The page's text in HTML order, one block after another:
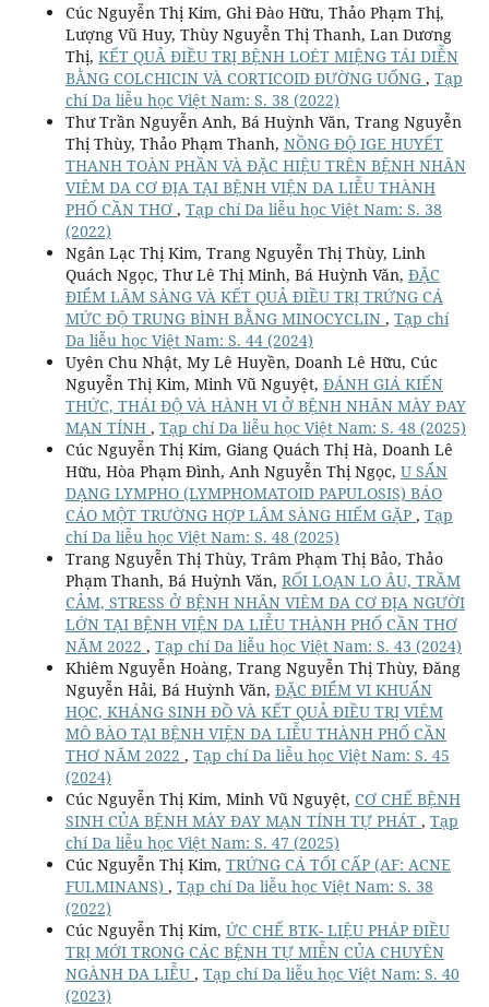
Cúc Nguyễn Thị Kim, Ghi Đào Hữu, Thảo Phạm Thị,
Lượng Vũ Huy, Thùy Nguyễn Thị Thanh, Lan Dương
Thị, KẾT QUẢ ĐIỀU TRỊ BỆNH LOÉT MIỆNG TÁI DIỄN
BẰNG COLCHICIN VÀ CORTICOID ĐƯỜNG UỐNG , Tạp
chí Da liễu học Việt Nam: S. 38 (2022)
Thư Trần Nguyễn Anh, Bá Huỳnh Văn, Trang Nguyễn
Thị Thùy, Thảo Phạm Thanh, NỒNG ĐỘ IGE HUYẾT
THANH TOÀN PHẦN VÀ ĐẶC HIỆU TRÊN BỆNH NHÂN
VIÊM DA CƠ ĐỊA TẠI BỆNH VIỆN DA LIỄU THÀNH
PHỐ CẦN THƠ , Tạp chí Da liễu học Việt Nam: S. 38
(2022)
Ngân Lạc Thị Kim, Trang Nguyễn Thị Thùy, Linh
Quách Ngọc, Thư Lê Thị Minh, Bá Huỳnh Văn, ĐẶC
ĐIỂM LÂM SÀNG VÀ KẾT QUẢ ĐIỀU TRỊ TRỨNG CÁ
MỨC ĐỘ TRUNG BÌNH BẰNG MINOCYCLIN , Tạp chí
Da liễu học Việt Nam: S. 44 (2024)
Uyên Chu Nhật, My Lê Huyền, Doanh Lê Hữu, Cúc
Nguyễn Thị Kim, Minh Vũ Nguyệt, ĐÁNH GIÁ KIẾN
THỨC, THÁI ĐỘ VÀ HÀNH VI Ở BỆNH NHÂN MÀY ĐAY
MẠN TÍNH , Tạp chí Da liễu học Việt Nam: S. 48 (2025)
Cúc Nguyễn Thị Kim, Giang Quách Thị Hà, Doanh Lê
Hữu, Hòa Phạm Đình, Anh Nguyễn Thị Ngọc, U SẨN
DẠNG LYMPHO (LYMPHOMATOID PAPULOSIS) BÁO
CÁO MỘT TRƯỜNG HỢP LÂM SÀNG HIẾM GẶP , Tạp
chí Da liễu học Việt Nam: S. 48 (2025)
Trang Nguyễn Thị Thùy, Trâm Phạm Thị Bảo, Thảo
Phạm Thanh, Bá Huỳnh Văn, RỐI LOẠN LO ÂU, TRẦM
CẢM, STRESS Ở BỆNH NHÂN VIÊM DA CƠ ĐỊA NGƯỜI
LỚN TẠI BỆNH VIỆN DA LIỄU THÀNH PHỐ CẦN THƠ
NĂM 2022 , Tạp chí Da liễu học Việt Nam: S. 43 (2024)
Khiêm Nguyễn Hoàng, Trang Nguyễn Thị Thùy, Đăng
Nguyễn Hải, Bá Huỳnh Văn, ĐẶC ĐIỂM VI KHUẨN
HỌC, KHÁNG SINH ĐỒ VÀ KẾT QUẢ ĐIỀU TRỊ VIÊM
MÔ BÀO TẠI BỆNH VIỆN DA LIỄU THÀNH PHỐ CẦN
THƠ NĂM 2022 , Tạp chí Da liễu học Việt Nam: S. 45
(2024)
Cúc Nguyễn Thị Kim, Minh Vũ Nguyệt, CƠ CHẾ BỆNH
SINH CỦA BỆNH MÀY ĐAY MẠN TÍNH TỰ PHÁT , Tạp
chí Da liễu học Việt Nam: S. 47 (2025)
Cúc Nguyễn Thị Kim, TRỨNG CÁ TỐI CẤP (AF: ACNE
FULMINANS) , Tạp chí Da liễu học Việt Nam: S. 38
(2022)
Cúc Nguyễn Thị Kim, ỨC CHẾ BTK- LIỆU PHÁP ĐIỀU
TRỊ MỚI TRONG CÁC BỆNH TỰ MIỄN CỦA CHUYÊN
NGÀNH DA LIỄU , Tạp chí Da liễu học Việt Nam: S. 40
(2023)